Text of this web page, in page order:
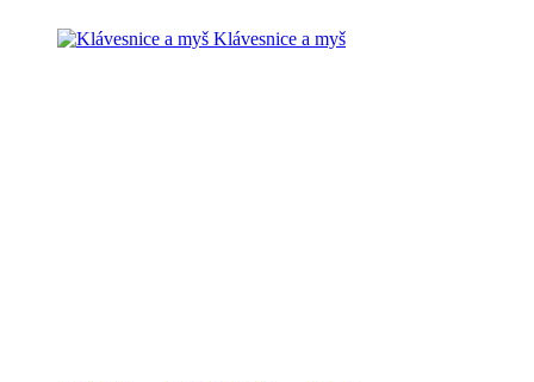
Klávesnice a myš